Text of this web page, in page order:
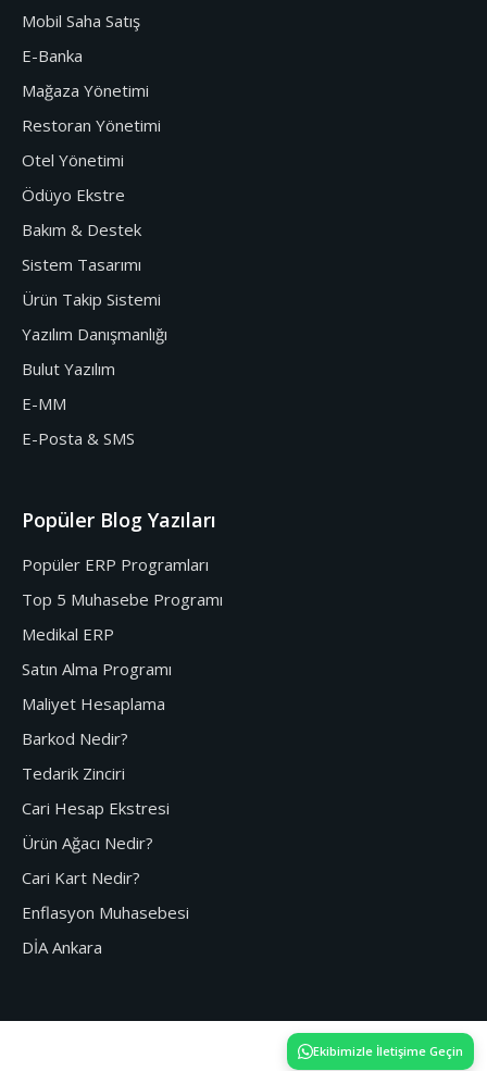
Mobil Saha Satış
E-Banka
Mağaza Yönetimi
Restoran Yönetimi
Otel Yönetimi
Ödüyo Ekstre
Bakım & Destek
Sistem Tasarımı
Ürün Takip Sistemi
Yazılım Danışmanlığı
Bulut Yazılım
E-MM
E-Posta & SMS
Popüler Blog Yazıları
Popüler ERP Programları
Top 5 Muhasebe Programı
Medikal ERP
Satın Alma Programı
Maliyet Hesaplama
Barkod Nedir?
Tedarik Zinciri
Cari Hesap Ekstresi
Ürün Ağacı Nedir?
Cari Kart Nedir?
Enflasyon Muhasebesi
DİA Ankara
Ekibimizle İletişime Geçin